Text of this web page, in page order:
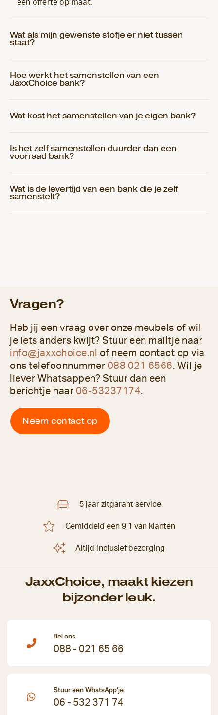
een offerte op maat.
Wat als mijn gewenste stofje er niet tussen
staat?
Hoe werkt het samenstellen van een
JaxxChoice bank?
Wat kost het samenstellen van je eigen bank?
Is het zelf samenstellen duurder dan een
voorraad bank?
Wat is de levertijd van een bank die je zelf
samenstelt?
Vragen?
Heb jij een vraag over onze meubels of wil
je iets anders kwijt? Stuur een mailtje naar
info@jaxxchoice.nl
of neem contact op via
ons telefoonnummer 088 021 6566. Wil je
liever Whatsappen? Stuur dan een
berichtje naar 06-53237174.
Neem contact op
5 jaar zitgarant service
Gemiddeld een 9,1 van klanten
Altijd inclusief bezorging
JaxxChoice, maakt kiezen
bijzonder leuk.
Bel ons
088 - 021 65 66
Stuur een WhatsApp'je
06 - 532 371 74